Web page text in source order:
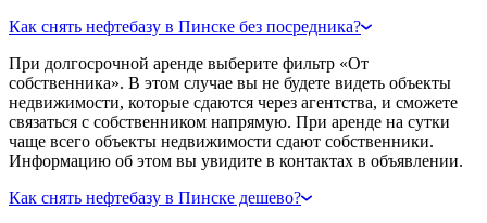
Как снять нефтебазу в Пинске без посредника?
При долгосрочной аренде выберите фильтр «От
собственника». В этом случае вы не будете видеть объекты
недвижимости, которые сдаются через агентства, и сможете
связаться с собственником напрямую. При аренде на сутки
чаще всего объекты недвижимости сдают собственники.
Информацию об этом вы увидите в контактах в объявлении.
Как снять нефтебазу в Пинске дешево?